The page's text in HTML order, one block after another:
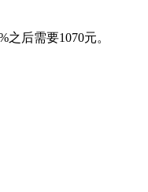
后需要1070元。